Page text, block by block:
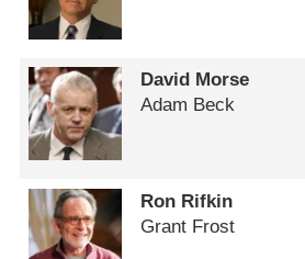
David Morse
Adam Beck
Ron Rifkin
Grant Frost